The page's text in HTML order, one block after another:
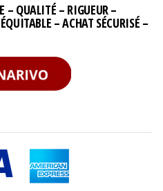
– QUALITÉ – RIGUEUR –
– ACHAT SÉCURISÉ –